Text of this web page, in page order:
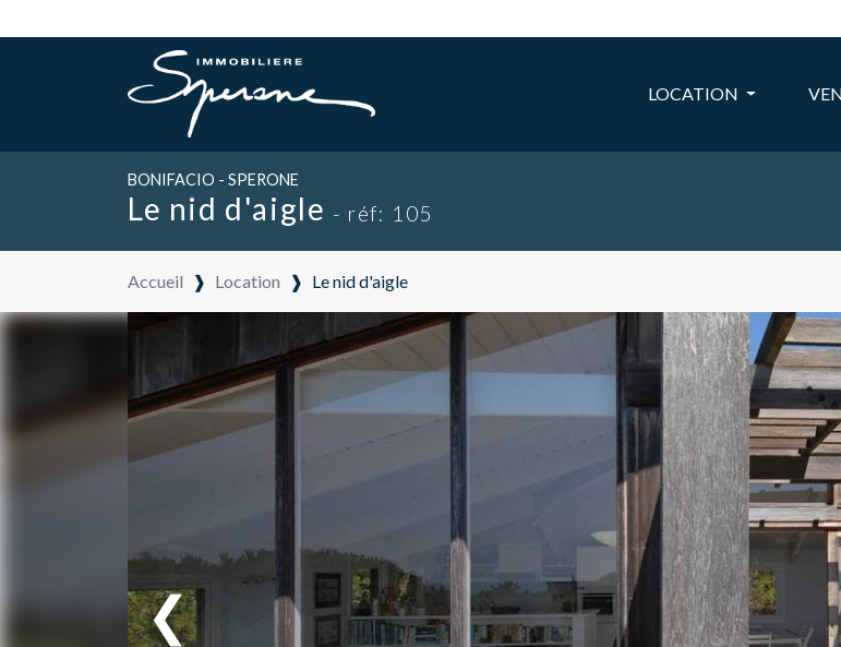
LOCATION
BONIFACIO - SPERONE
Le nid d'aigle - réf: 105
Accueil ❱ Location ❱ Le nid d'aigle